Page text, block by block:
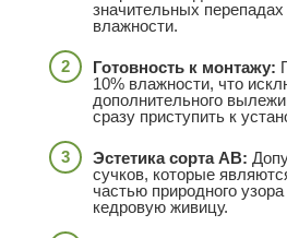
значительных
влажности.
Готовность к монтажу:
10% влажности, что
дополнительного
сразу приступить к
Эстетика сорта АВ:
сучков, которые
частью природного
кедровую живицу.